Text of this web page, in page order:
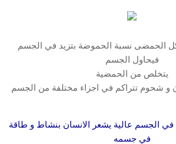
الحمضى نسبة الحموضة بتزيد في الجسم
فيحاول الجسم
يتخلص من الحمضية
و شحوم تتراكم في اجزاء مختلفة من الجسم
في الجسم عالية يشعر الانسان بنشاط و طاقة
في جسمه